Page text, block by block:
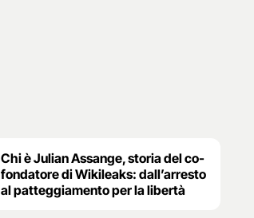
Chi è Julian Assange, storia del co-
fondatore di Wikileaks: dall’arresto
al patteggiamento per la libertà